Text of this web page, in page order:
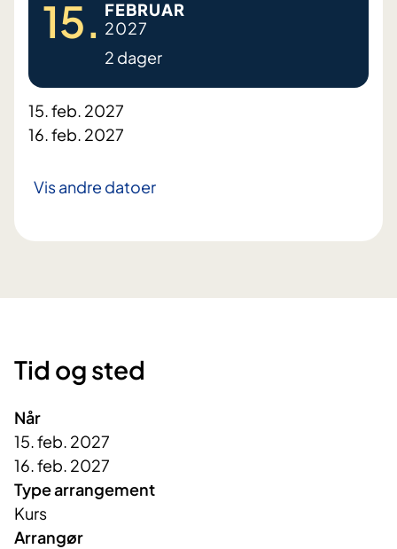
15. FEBRUAR
2027
2 dager
15. feb. 2027
16. feb. 2027
Vis andre datoer
Tid og sted
Når
15. feb. 2027
16. feb. 2027
Type arrangement
Kurs
Arrangør